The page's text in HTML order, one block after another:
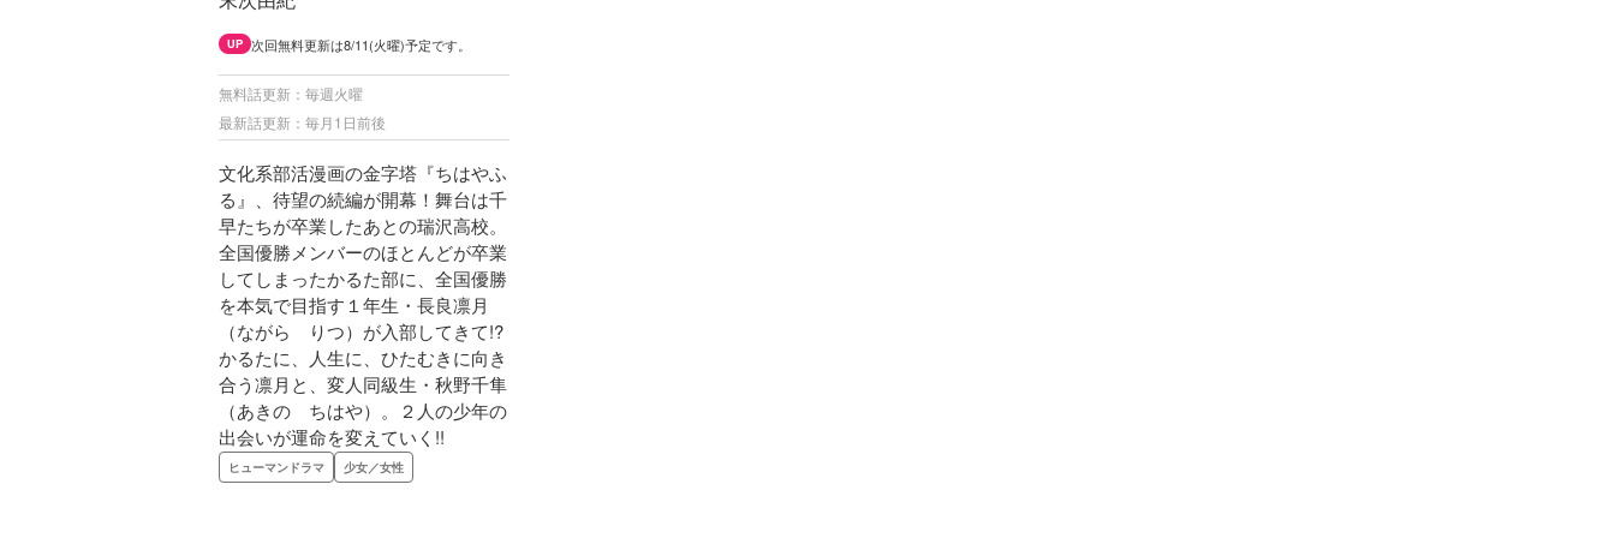
UP 次回無料更新は8/11(火曜)予定です。
無料話更新：毎週火曜
最新話更新：毎月1日前後
文化系部活漫画の金字塔『ちはやふ
る』、待望の続編が開幕！舞台は千
早たちが卒業したあとの瑞沢高校。
全国優勝メンバーのほとんどが卒業
してしまったかるた部に、全国優勝
を本気で目指す１年生・長良凛月
（ながら りつ）が入部してきて!?
かるたに、人生に、ひたむきに向き
合う凛月と、変人同級生・秋野千隼
（あきの ちはや）。２人の少年の
出会いが運命を変えていく!!
ヒューマンドラマ 少女／女性